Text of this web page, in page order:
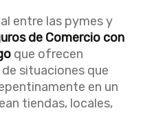
entre las pymes y
de Comercio con
que ofrecen
situaciones que
en un
tiendas, locales,